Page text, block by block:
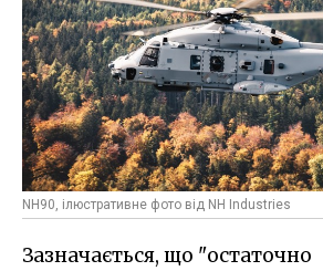
NH90, ілюстративне фото від NH Industries
Зазначається, що "остаточно